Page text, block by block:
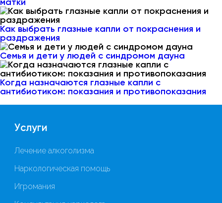
Как выбрать глазные капли от покраснения и
раздражения
Семья и дети у людей с синдромом дауна
Когда назначаются глазные капли с
антибиотиком: показания и противопоказания
Услуги
Лечение алкоголизма
Наркологическая помощь
Игромания